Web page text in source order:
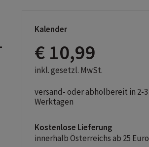
Kalender
€ 10,99
inkl. gesetzl. MwSt.
versand- oder abholbereit in 2-3
Werktagen
Kostenlose Lieferung
innerhalb Österreichs ab 25 Euro